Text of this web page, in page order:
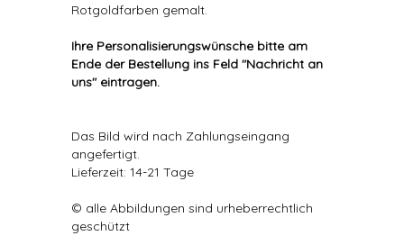
Rotgoldfarben gemalt.
Ihre Personalisierungswünsche bitte am
Ende der Bestellung ins Feld "Nachricht an
uns" eintragen.
Das Bild wird nach Zahlungseingang
angefertigt.
Lieferzeit: 14-21 Tage
© alle Abbildungen sind urheberrechtlich
geschützt